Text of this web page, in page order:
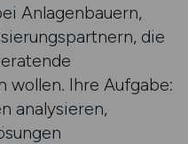
Anlagenbauern,
die
wollen. Ihre Aufgabe:
analysieren,